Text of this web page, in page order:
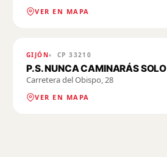
VER EN MAPA
GIJÓN CP33210
P.S. NUNCA CAMINARÁS SOLO
Carretera del Obispo, 28
VER EN MAPA